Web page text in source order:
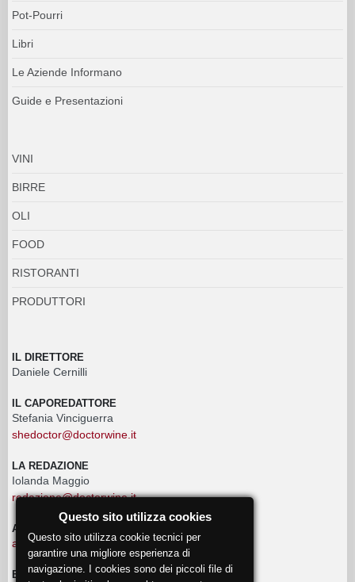
Pot-Pourri
Libri
Le Aziende Informano
Guide e Presentazioni
VINI
BIRRE
OLI
FOOD
RISTORANTI
PRODUTTORI
IL DIRETTORE
Daniele Cernilli
IL CAPOREDATTORE
Stefania Vinciguerra
shedoctor@doctorwine.it
LA REDAZIONE
Iolanda Maggio
redazione@doctorwine.it
ADVERTISING
advertising@doctorwine.it
EVENTI
Questo sito utilizza cookies
Questo sito utilizza cookie tecnici per
garantire una migliore esperienza di
navigazione. I cookies sono dei piccoli file di